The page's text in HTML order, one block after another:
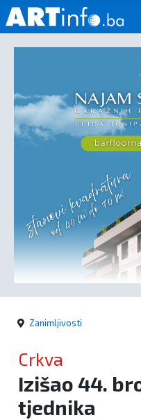
Vijesti
Sport
Crna
kronika
Politika
Zanimljivosti
Crkva
Izišao 44.
tjednika